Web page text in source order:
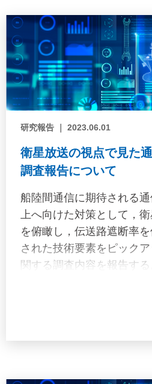
料として一般的なAl-Mg合
合金）を用いた"
研究報告 ｜ 2023.06.01
衛星放送の視点で見た
調査報告について
船陸間通信に期待される
上へ向けた対策として，
を俯瞰し，伝送路遮断率
された技術要素をピック
関する調査内容を報告する